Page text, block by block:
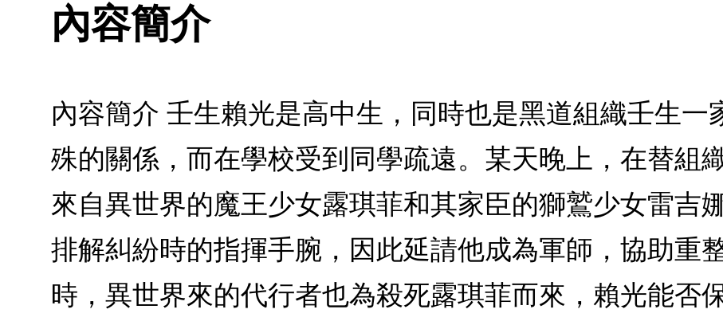
內容簡介
內容簡介 壬生賴光是高中生，同時也是黑道組織壬生一
殊的關係，而在學校受到同學疏遠。某天晚上，在替組
來自異世界的魔王少女露琪菲和其家臣的獅鷲少女雷吉
排解糾紛時的指揮手腕，因此延請他成為軍師，協助重
時，異世界來的代行者也為殺死露琪菲而來，賴光能否